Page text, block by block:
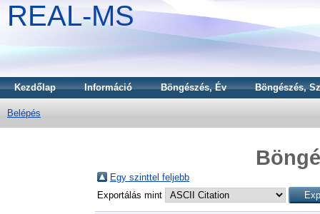
REAL-MS
Kezdőlap Információ Böngészés, Év Böngészés,
Belépés
Egy szinttel feljebb
Exportálás mint